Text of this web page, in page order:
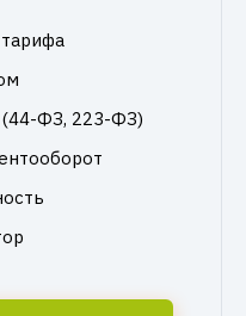
ФЗ, 223-ФЗ)